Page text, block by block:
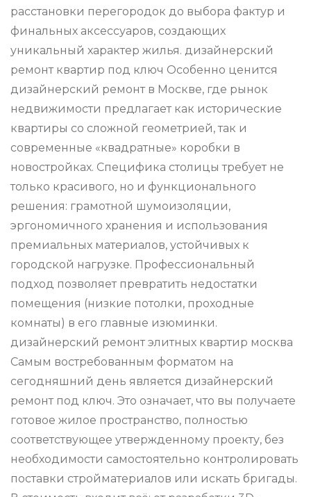
расстановки перегородок до выбора фактур и
финальных аксессуаров, создающих
уникальный характер жилья. дизайнерский
ремонт квартир под ключ Особенно ценится
дизайнерский ремонт в Москве, где рынок
недвижимости предлагает как исторические
квартиры со сложной геометрией, так и
современные «квадратные» коробки в
новостройках. Специфика столицы требует не
только красивого, но и функционального
решения: грамотной шумоизоляции,
эргономичного хранения и использования
премиальных материалов, устойчивых к
городской нагрузке. Профессиональный
подход позволяет превратить недостатки
помещения (низкие потолки, проходные
комнаты) в его главные изюминки.
дизайнерский ремонт элитных квартир москва
Самым востребованным форматом на
сегодняшний день является дизайнерский
ремонт под ключ. Это означает, что вы получаете
готовое жилое пространство, полностью
соответствующее утвержденному проекту, без
необходимости самостоятельно контролировать
поставки стройматериалов или искать бригады.